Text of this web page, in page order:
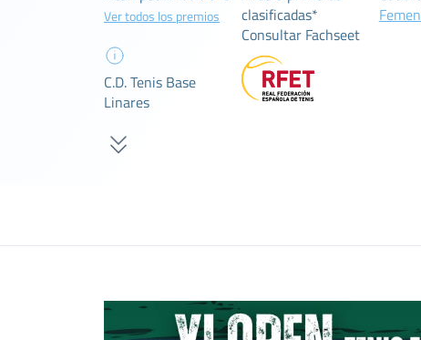
Ver todos los premios
clasificadas*
Consultar Fachseet
C.D. Tenis Base
Linares